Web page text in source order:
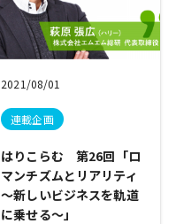
2021/08/01
連載企画
はりこらむ 第26回「ロ
マンチズムとリアリティ
～新しいビジネスを軌道
に乗せる～」